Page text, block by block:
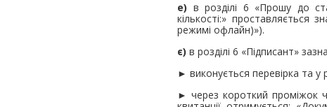
е) в розділі 6 «Прошу до
кількості:»
режимі офлайн)»).
є) в розділі 6 «Підписант»
► виконується перевірка та у
► через короткий проміжок